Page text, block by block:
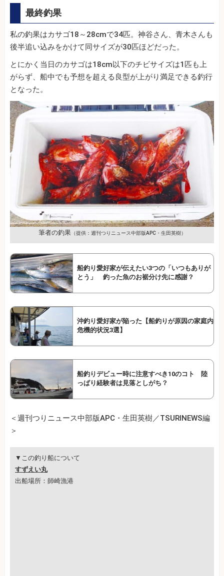
最終釣果
私の釣果はカサゴ18～28cmで34匹。神谷さん、青木さんも
後半追い込みをかけて同サイズが30匹ほどだった。
とにかく当日のカサゴは18cm以下のチビサイズは1匹も上
がらず、船中でも予想を超える良型が上がり満足できる釣行
となった。
筆者の釣果（提供：週刊つりニュース中部版APC・生田英樹）
船釣り愛好家が伝えたい3つの「いつもありが
とう」 釣った魚のお裾分け先に感謝？
沖釣り愛好家が陥った【船釣りが原因の家庭内
危機的状況3選】
船釣りデビュー時に注意すべき10のコト 陸
っぱり経験者は見落としがち？
＜週刊つりニュース中部版APC・生田英樹／TSURINEWS編
＞
▼この釣り船について
すずえい丸
出船場所：師崎漁港